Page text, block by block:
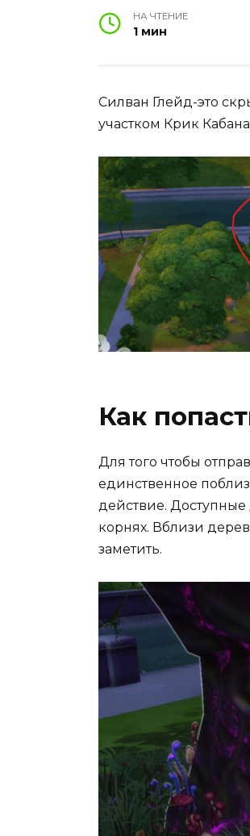
НА ЧТЕНИЕ
1 мин
Силван Глейд-это
участком Крик
Как
Для того чтобы
единственное
действие. Доступные
корнях. Вблизи
заметить.